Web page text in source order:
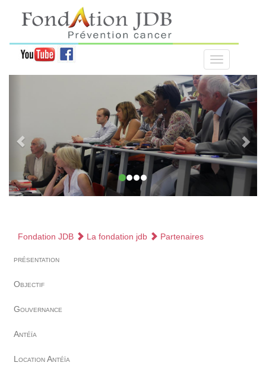
Fondation JDB La fondation jdb Partenaires
présentation
Objectif
Gouvernance
Antéïa
Location Antéïa